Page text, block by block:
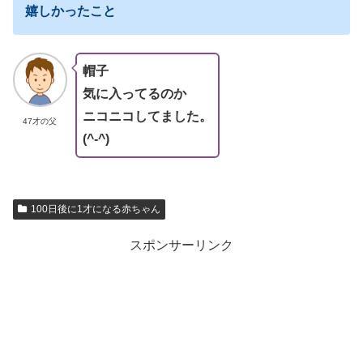
嬉しかったこと
47才の父
帽子
気に入ってるのか
ニコニコしてました。
(^-^)
100日後に1才になる赤ちゃん
スポンサーリンク